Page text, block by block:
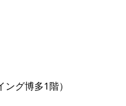
グ博多1階）